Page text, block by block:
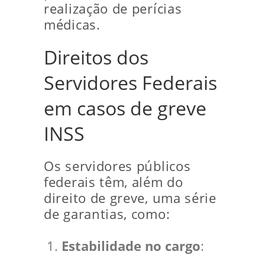
realização de perícias
médicas.
Direitos dos
Servidores Federais
em casos de greve
INSS
Os servidores públicos
federais têm, além do
direito de greve, uma série
de garantias, como:
Estabilidade no cargo: